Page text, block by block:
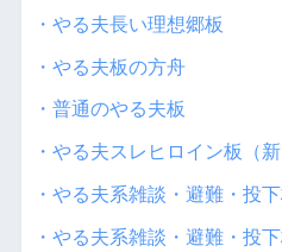
・やる夫長い理想郷板
・やる夫板の方舟
・普通のやる夫板
・やる夫スレヒロイン板（新
・やる夫系雑談・避難・投
・やる夫系雑談・避難・投